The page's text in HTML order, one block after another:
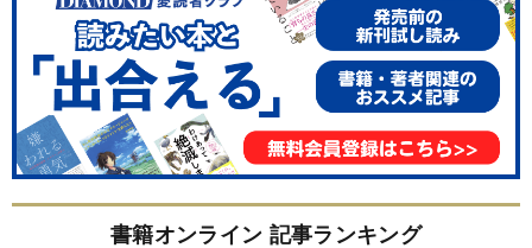
書籍オンライン 記事ランキング